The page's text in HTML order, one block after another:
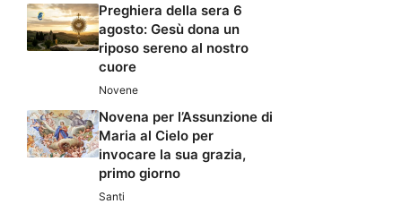
Preghiera della sera 6
agosto: Gesù dona un
riposo sereno al nostro
cuore
Novene
Novena per l’Assunzione di
Maria al Cielo per
invocare la sua grazia,
primo giorno
Santi